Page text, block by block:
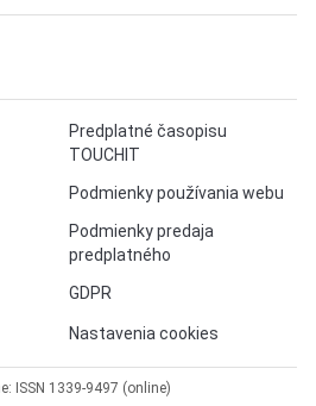
Predplatné časopisu
TOUCHIT
Podmienky používania webu
Podmienky predaja
predplatného
GDPR
Nastavenia cookies
ISSN 1339-9497 (online)